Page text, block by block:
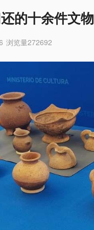
的十余件文物
浏览量272692